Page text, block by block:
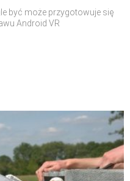
być może przygotowuje się
Android VR